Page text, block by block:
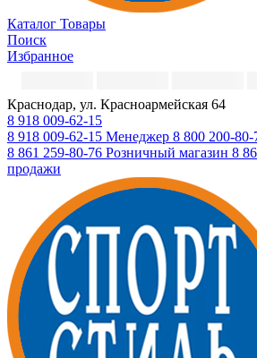
Каталог Товары
Поиск
Избранное
Краснодар, ул. Красноармейская 64
8 918 009-62-15
8 918 009-62-15 Менеджер 8 800 200-80-
8 861 259-80-76 Розничный магазин 8
продажи